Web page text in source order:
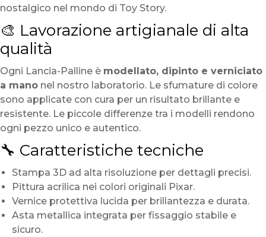
nostalgico nel mondo di Toy Story.
🎨 Lavorazione artigianale di alta
qualità
Ogni Lancia-Palline è modellato, dipinto e verniciato
a mano nel nostro laboratorio. Le sfumature di colore
sono applicate con cura per un risultato brillante e
resistente. Le piccole differenze tra i modelli rendono
ogni pezzo unico e autentico.
🔧 Caratteristiche tecniche
Stampa 3D ad alta risoluzione per dettagli precisi.
Pittura acrilica nei colori originali Pixar.
Vernice protettiva lucida per brillantezza e durata.
Asta metallica integrata per fissaggio stabile e
sicuro.